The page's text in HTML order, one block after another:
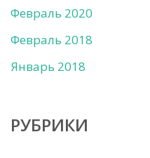
Февраль 2020
Февраль 2018
Январь 2018
РУБРИКИ